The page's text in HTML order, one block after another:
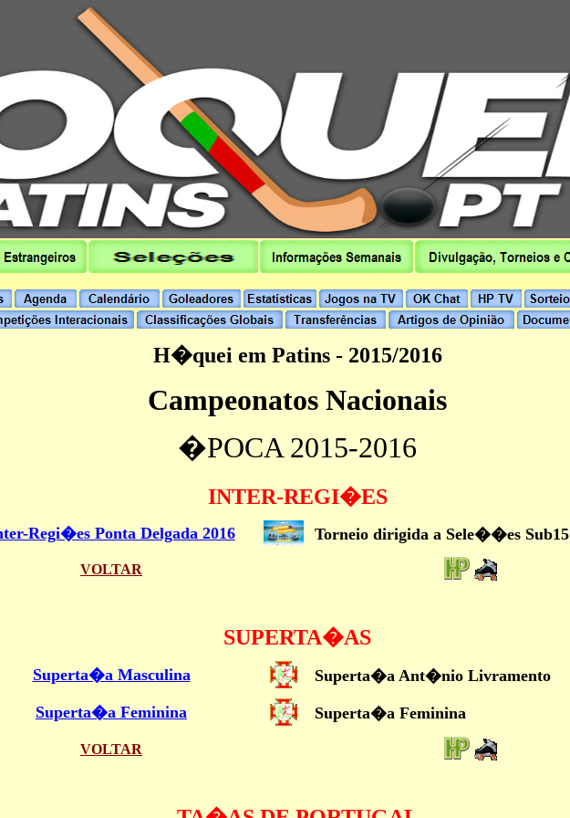
H�quei em Patins - 2015/2016
Campeonatos Nacionais
�POCA 2015-2016
INTER-REGI�ES
Regi�es Ponta Delgada 2016 Torneio dirigida a Sele��es Sub15
VOLTAR
SUPERTA�AS
Superta�a Masculina
Superta�a Ant�nio Livramento
Superta�a Feminina
Superta�a Feminina
VOLTAR